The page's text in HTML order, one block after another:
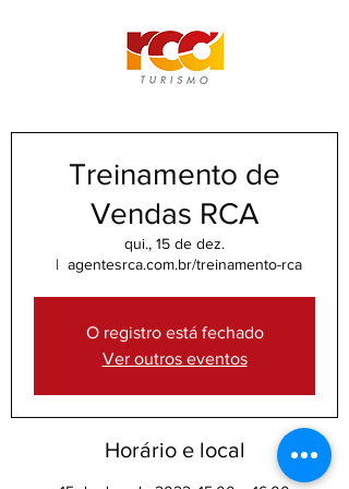
Treinamento de
Vendas RCA
qui., 15 de dez.
  |
agentesrca.com.br/treinamento-rca
O registro está fechado
Ver outros eventos
Horário e local